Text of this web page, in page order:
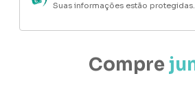
Suas informações estão protegidas.